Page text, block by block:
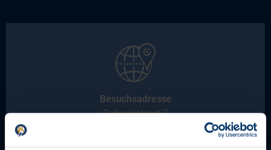
Besuchsadresse
Galvanistraat 7